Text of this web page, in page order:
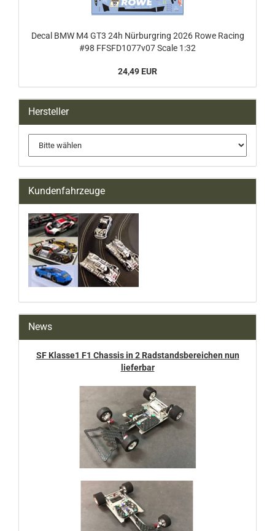
Decal BMW M4 GT3 24h Nürburgring 2026 Rowe Racing
#98 FFSFD1077v07 Scale 1:32
24,49 EUR
Hersteller
Kundenfahrzeuge
News
SF Klasse1 F1 Chassis in 2 Radstandsbereichen nun
lieferbar